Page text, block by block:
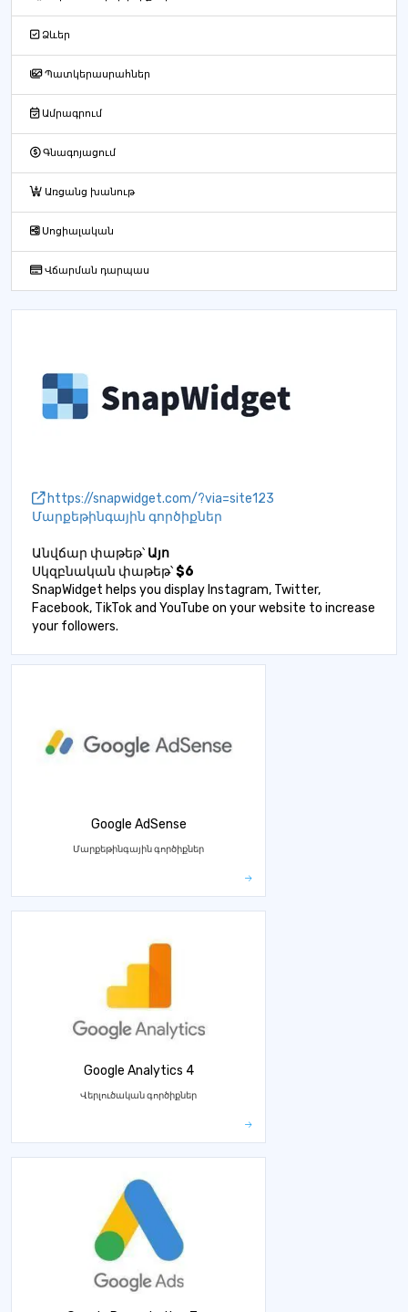
Ձևեր
Պատկերասրահներ
Ամրագրում
Գնագոյացում
Առցանց խանութ
Սոցիալական
Վճարման դարպաս
https://snapwidget.com/?via=site123
Մարքեթինգային գործիքներ
Անվճար փաթեթ՝ Այո
Սկզբնական փաթեթ՝$6
SnapWidget helps you display Instagram, Twitter,
Facebook, TikTok and YouTube on your website to increase
your followers.
Google AdSense
Մարքեթինգային գործիքներ
Google Analytics 4
Վերլուծական գործիքներ